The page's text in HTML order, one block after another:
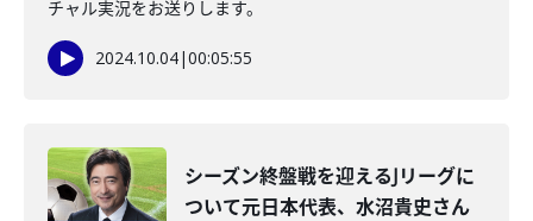
チャル実況をお送りします。
2024.10.04|00:05:55
シーズン終盤戦を迎えるJリーグに
ついて元日本代表、水沼貴史さん